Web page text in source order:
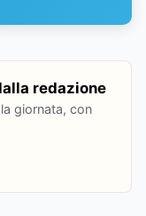
redazione
giornata, con